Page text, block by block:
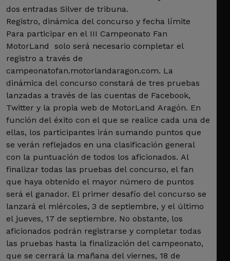
dos entradas Silver de tribuna.
Registro, dinámica del concurso y fecha límite
Para participar en el III Campeonato Fan
MotorLand solo será necesario completar el
registro a través de
campeonatofan.motorlandaragon.com. La
dinámica del concurso constará de tres pruebas
lanzadas a través de las cuentas de Facebook,
Twitter y la propia web de MotorLand Aragón. En
función del éxito con el que se realice cada una de
ellas, los participantes irán sumando puntos que
se verán reflejados en una clasificación general
con la puntuación de todos los aficionados. Al
finalizar todas las pruebas del concurso, el fan
que haya obtenido el mayor número de puntos
será el ganador. El primer desafío del concurso se
lanzará el miércoles, 3 de septiembre, y el último
el jueves, 17 de septiembre. No obstante, los
aficionados podrán registrarse y completar todas
las pruebas hasta la finalización del campeonato,
que se cerrará la mañana del viernes, 18 de